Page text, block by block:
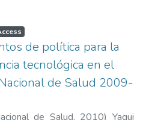
sociales de la salud, cuyos
perjuicio en el desarrollo
y mujeres del Perú.
de política para la
tecnológica en el
de Salud 2009-
de Salud, 2010)Yagui